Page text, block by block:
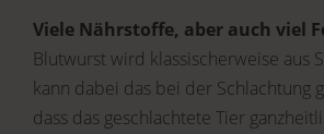
Viele Nährstoffe, aber auch viel
Blutwurst wird klassischerweise aus
kann dabei das bei der Schlachtung
dass das geschlachtete Tier